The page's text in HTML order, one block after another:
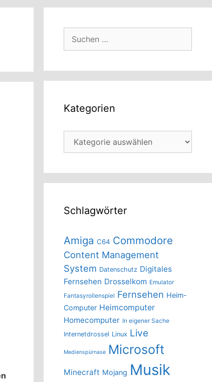
Kategorien
Kategorien
Schlagwörter
Amiga C64 Commodore
Content Management
System Datenschutz Digitales
Fernsehen Drosselkom Emulator
Fantasyrollenspiel Fernsehen Heim-
Computer Heimcomputer
Homecomputer In eigener Sache
Internetdrossel Linux Live
Medienspürnase Microsoft
Minecraft Mojang Musik